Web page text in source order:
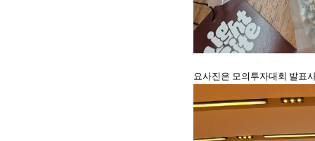
요사진은 모의투자대회 발표